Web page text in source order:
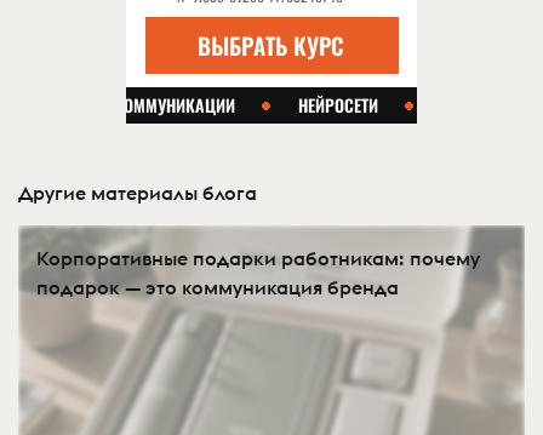
Другие материалы блога
Корпоративные подарки работникам: почему
подарок — это коммуникация бренда